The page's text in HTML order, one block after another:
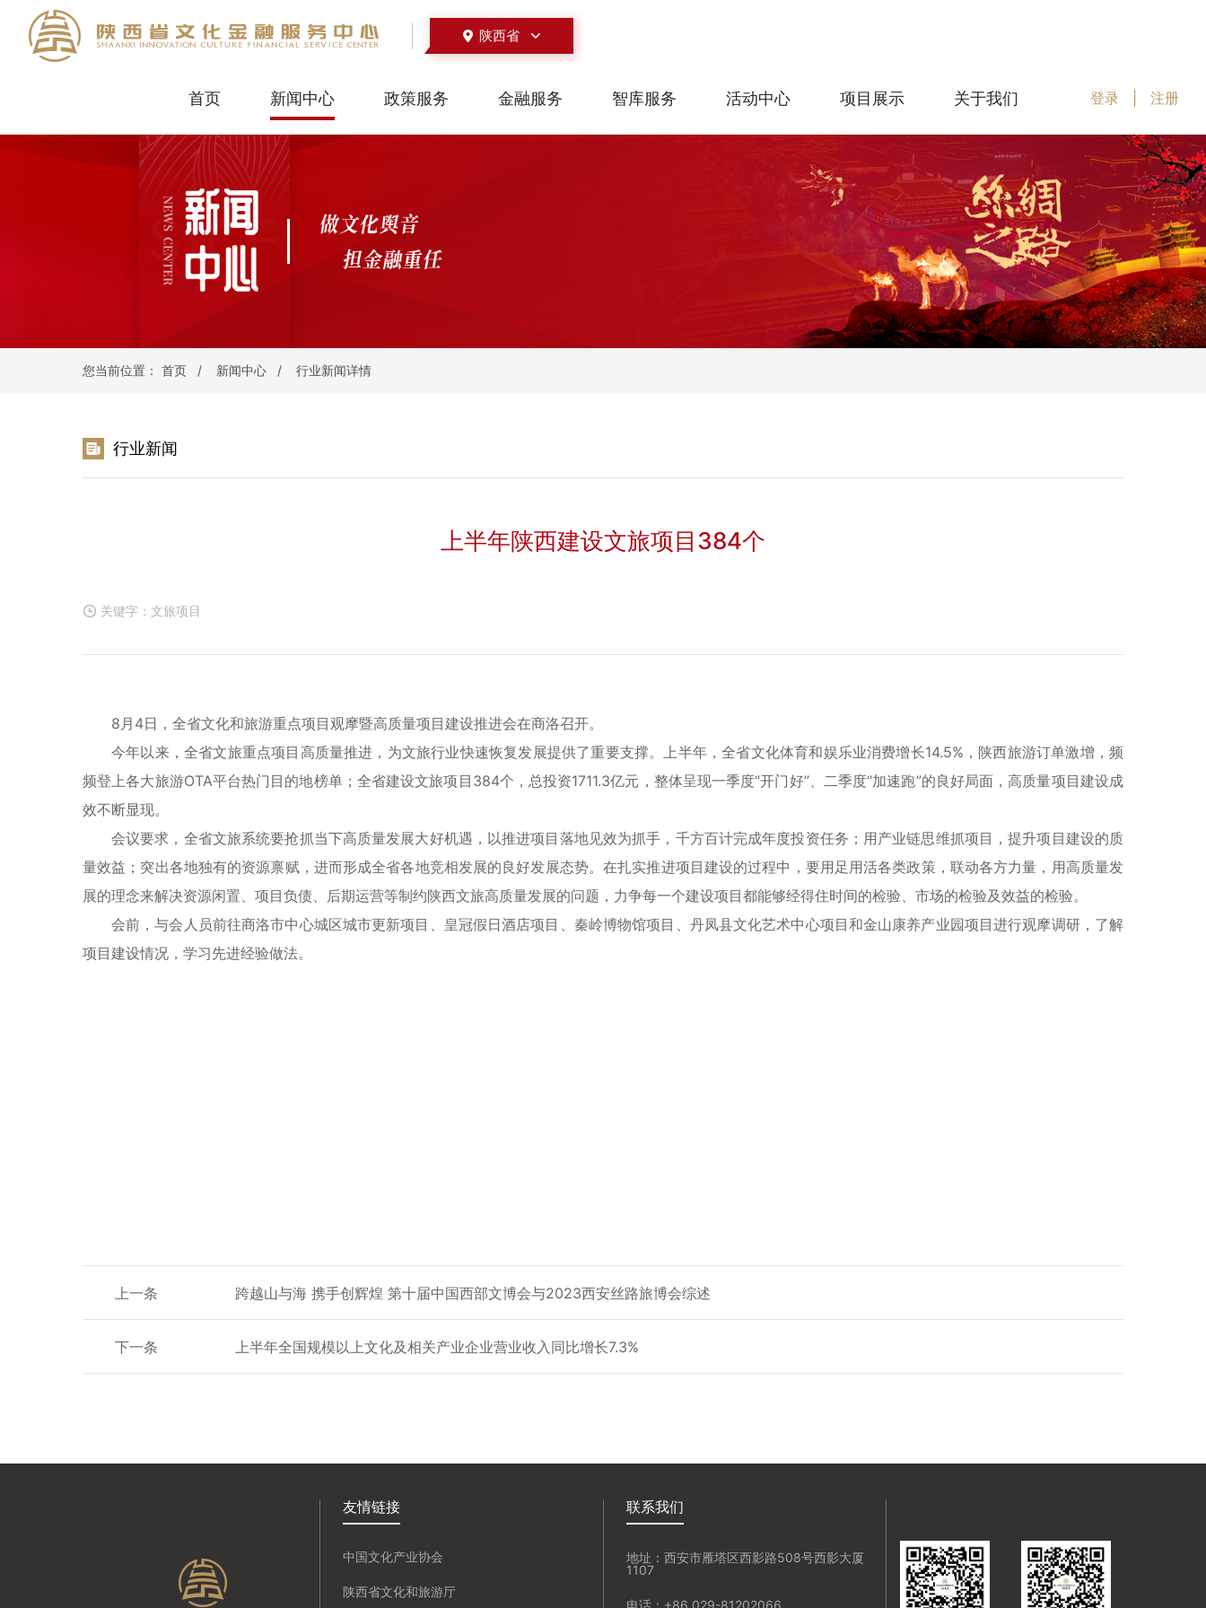
陕西省
首页 新闻中心 政策服务 金融服务 智库服务 活动中心 项目展示 关于我们 登录 注册
您当前位置： 首页 / 新闻中心 / 行业新闻详情
行业新闻
上半年陕西建设文旅项目384个
关键字： 文旅项目
8月4日，全省文化和旅游重点项目观摩暨高质量项目建设推进会在商洛召开。
今年以来，全省文旅重点项目高质量推进，为文旅行业快速恢复发展提供了重要支撑。上半年，全省文化体育和娱乐业消费增长14.5%，陕西旅游订单激增，频
频登上各大旅游OTA平台热门目的地榜单；全省建设文旅项目384个，总投资1711.3亿元，整体呈现一季度“开门好”、二季度“加速跑”的良好局面，高质量项目建设成
效不断显现。
会议要求，全省文旅系统要抢抓当下高质量发展大好机遇，以推进项目落地见效为抓手，千方百计完成年度投资任务；用产业链思维抓项目，提升项目建设的质
量效益；突出各地独有的资源禀赋，进而形成全省各地竞相发展的良好发展态势。在扎实推进项目建设的过程中，要用足用活各类政策，联动各方力量，用高质量发
展的理念来解决资源闲置、项目负债、后期运营等制约陕西文旅高质量发展的问题，力争每一个建设项目都能够经得住时间的检验、市场的检验及效益的检验。
会前，与会人员前往商洛市中心城区城市更新项目、皇冠假日酒店项目、秦岭博物馆项目、丹凤县文化艺术中心项目和金山康养产业园项目进行观摩调研，了解
项目建设情况，学习先进经验做法。
上一条 跨越山与海 携手创辉煌 第十届中国西部文博会与2023西安丝路旅博会综述
下一条 上半年全国规模以上文化及相关产业企业营业收入同比增长7.3%
友情链接 联系我们
地址：西安市雁塔区西影路508号西影大厦
1107